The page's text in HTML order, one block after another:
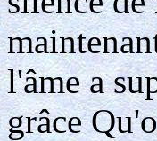
l'âme a
grâce